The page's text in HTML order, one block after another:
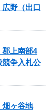
野（出口
郡上南部4
争入札公
畑ヶ谷地